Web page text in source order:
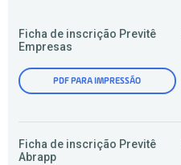
Ficha de inscrição Previtê
Empresas
PDF PARA IMPRESSÃO
Ficha de inscrição Previtê
Abrapp